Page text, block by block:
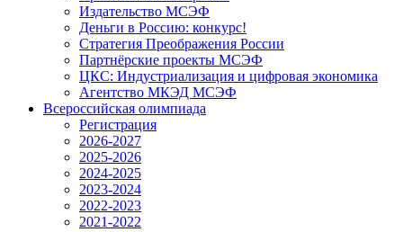
Издательство МСЭФ
Деньги в Россию: конкурс!
Стратегия Преображения России
Партнёрские проекты МСЭФ
ЦКС: Индустриализация и цифровая экономика
Агентство МКЭД МСЭФ
Всероссийская олимпиада
Регистрация
2026-2027
2025-2026
2024-2025
2023-2024
2022-2023
2021-2022